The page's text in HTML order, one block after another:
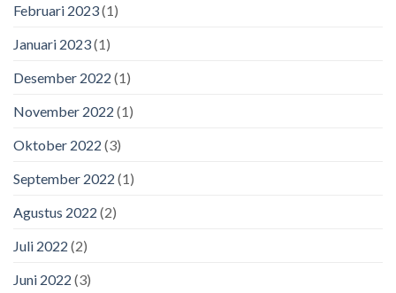
Februari 2023(1)
Januari 2023(1)
Desember 2022 (1)
November 2022 (1)
Oktober 2022 (3)
September 2022 (1)
Agustus 2022 (2)
Juli 2022 (2)
Juni 2022 (3)